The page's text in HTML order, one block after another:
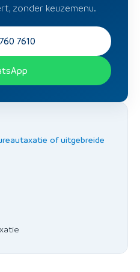
of uitgebreide
zonder keuzemenu.
7610